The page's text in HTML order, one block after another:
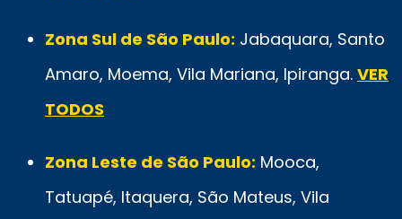
Zona Sul de São Paulo: Jabaquara, Santo
Amaro, Moema, Vila Mariana, Ipiranga. VER
TODOS
Zona Leste de São Paulo: Mooca,
Tatuapé, Itaquera, São Mateus, Vila